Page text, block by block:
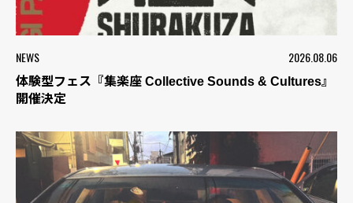
NEWS 2026.08.06
体験型フェス『集楽座 Collective Sounds & Cultures』
開催決定